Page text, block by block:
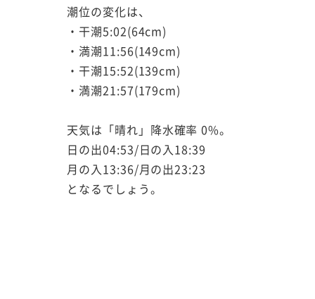
潮位の変化は、
・干潮5:02(64cm)
・満潮11:56(149cm)
・干潮15:52(139cm)
・満潮21:57(179cm)
天気は「晴れ」降水確率 0%。
日の出04:53/日の入18:39
月の入13:36/月の出23:23
となるでしょう。